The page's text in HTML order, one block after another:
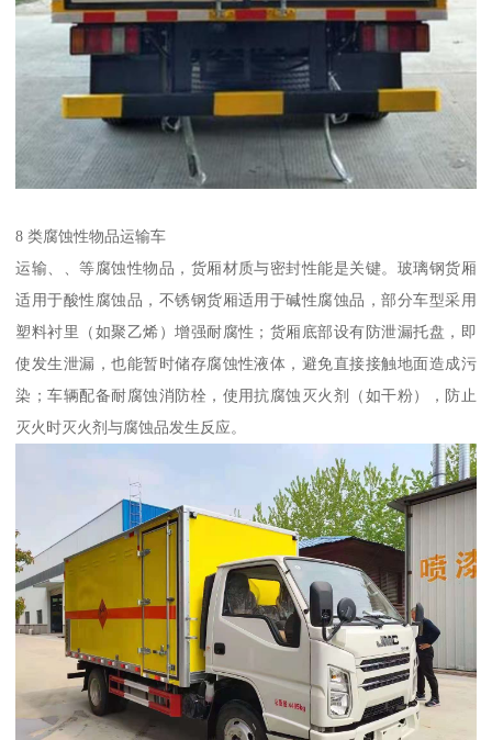
8 类腐蚀性物品运输车​
运输、、等腐蚀性物品，货厢材质与密封性能是关键。玻璃钢货厢
适用于酸性腐蚀品，不锈钢货厢适用于碱性腐蚀品，部分车型采用
塑料衬里（如聚乙烯）增强耐腐性；货厢底部设有防泄漏托盘，即
使发生泄漏，也能暂时储存腐蚀性液体，避免直接接触地面造成污
染；车辆配备耐腐蚀消防栓，使用抗腐蚀灭火剂（如干粉），防止
灭火时灭火剂与腐蚀品发生反应。​